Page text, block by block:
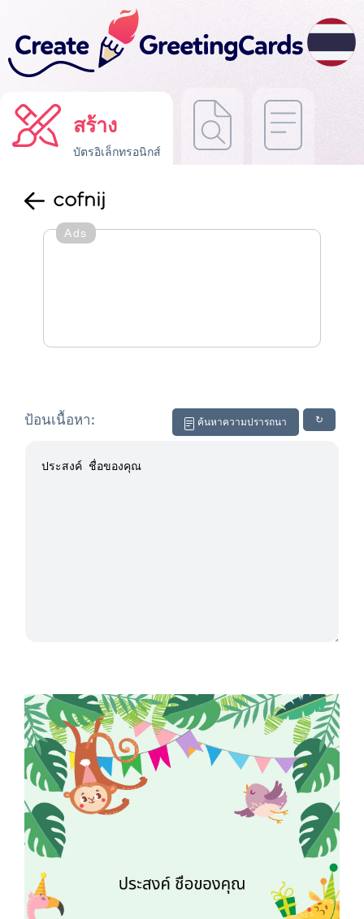
สร้าง
บัตรอิเล็กทรอนิกส์
cofnij
Ads
↻
ค้นหาความปรารถนา
ป้อนเนื้อหา: